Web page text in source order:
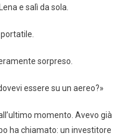
e salì da sola.
sorpreso.
essere su un aereo?»
momento. Avevo già
ha chiamato: un investitore